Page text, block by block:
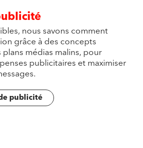
nous savons comment
grâce à des concepts
médias malins, pour
publicitaires et maximiser
publicité